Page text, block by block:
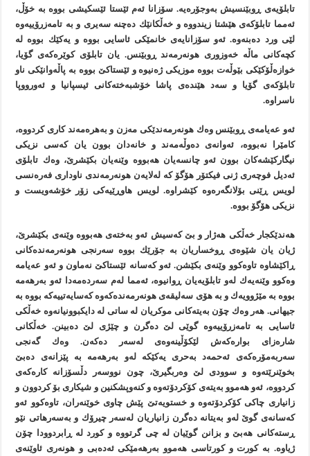
تابلۆیەی ڕوبێنسیش بەوجۆرەیە. سۆزانا ئەم ئێستا ئێسكیشی بووە بە خۆڵ،
ئەمما تابلۆكەی هێشتا زیندووە و خەڵكانێك دەچنە سەیری و بە تامەزرۆییەوە
لێی ورد دەبنەوە. ئەو سۆزانایەی خانمێكی ئاسایی بووە و یەكێك بووە لە
كچەكانی ماڵە خەوزوری هونەرمەند ڕوبێنس. یان تابلۆی كوێرەكەی گۆیا،
خوازەڵۆکێکی بێوڵەت بووە موزیكی ژەنیوە و ئێستاكێ بووە بە پاڵەوانێكی ناو
تابلۆكەی گۆیا و سەد هێندەی پاشا خۆشبەختەكانی ئیسپانیا و ئەورووپا
ناسراوە.
ئەو عەیامەی ڕوبێنس وەك هونەرمەندێكی مەزن و بەهرەمەند كاری كردووە،
كامێرا نەبووە، ئەوانەی دەوڵەمەند و خانەدان بوون یان كەسی نزیكی
نیگاركێشەكان بوون ئەو چانسەیان هەبووە وێنەیان بكێشرێ، وەك تابلۆی
ئەدیل فوچەری ژنی فیكتۆر هۆگۆ كە لەلایەن هونەرمەندی ناوداری فەرەنسی
لویس ڕێنی بۆلانگەرەوە كێشراوە. لویس هاوڕێیەكی زۆر خۆشەویست و
نزیكی هۆگۆ بووە.
هەندێكجار خەڵكی هەژار و بێ كەسیش ئەو بەختەی هەبووە وێنەی بكێشرێ،
ژیان یان شێوەی ڕوخساریان بە جۆرێك بووە سەرنجی هونەرمەندەكانی
ڕاكێشاوە تاوەكوو وێنەی بكێشن. ئەو كەسانە ئێستاكێ نەماون و ئەو عەیامە
وەكوو وێنەیەك لەو تابلۆیەیان ڕوانیوە، ئەمما لەم سەردەمەدا ئەو بەرهەمە
بووە بە مێژوویەك و بە هۆی سەلیقەی هونەرمەندەكەوە كەسایەتییەكە بووە بە
جیهانی. هەر وەك چۆن بەیتەكانی موكریان لە ساتی لە دایكبوونیانەوە خەڵكی
ئاسایی بە تامەزرۆییەوە گوێی لێ دەگرن و چێژی لێ دەبینن. خەڵكانی
شارەزای بوارەكەش لێكۆڵینەوەی لەسەر دەكەن. وەك گەنجی
سەربەمۆرەكەی ئەحمەد بەحری یەكێكە لەو بەرهەمە بە پێزانەی دەبێ
بخوێنرێتەوە و سوودی لێ وەربگیرێ، چون نووسەر دڵسۆزانە كارەكەی
كردووە، ئەو هەموو بەیتەی كۆكردۆتەوە و كنەوپشكنین و شیكاری بۆ كردوون و
زانیاری چاكی كۆكردۆتەوە و خستویەتێ پێش چاوی خوێنەران، تاوەكوو ئەو
كەسانەی گوێ لەو بەیتانە دەگرن زانیاریان لەسەر چیرۆك و بەسەرهاتی نێو
ڕستەكانی هەبێ و بزانن گوێیان لە چی گرتووە و كورد لە ڕابردوودا چۆن
ژیاوە. بە كورت و كورتاسی هەموو بەرهەمێكی ئەدەبی و هونەری ئاوێنەی